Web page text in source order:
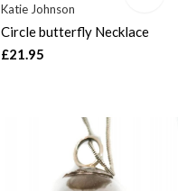
Katie Johnson
Circle butterfly Necklace
£21.95